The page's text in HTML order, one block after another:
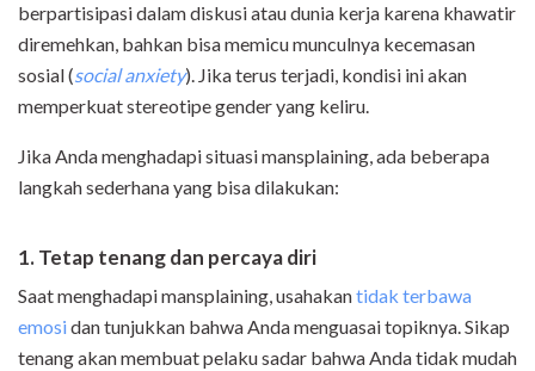
berpartisipasi dalam diskusi atau dunia kerja karena khawatir
diremehkan, bahkan bisa memicu munculnya kecemasan
sosial (social anxiety). Jika terus terjadi, kondisi ini akan
memperkuat stereotipe gender yang keliru.
Jika Anda menghadapi situasi mansplaining, ada beberapa
langkah sederhana yang bisa dilakukan:
1. Tetap tenang dan percaya diri
Saat menghadapi mansplaining, usahakantidak terbawa
emosidan tunjukkan bahwa Anda menguasai topiknya. Sikap
tenang akan membuat pelaku sadar bahwa Anda tidak mudah